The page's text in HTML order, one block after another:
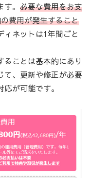
。 必要な費用をお支
費用が発生すること
ィネットは1年間ごと
ことは基本的にあり
て、更新や修正が必要
が可能です。